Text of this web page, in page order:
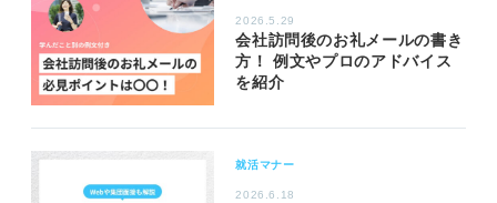
2026.5.29
会社訪問後のお礼メールの書き
方！ 例文やプロのアドバイス
を紹介
就活マナー
2026.6.18